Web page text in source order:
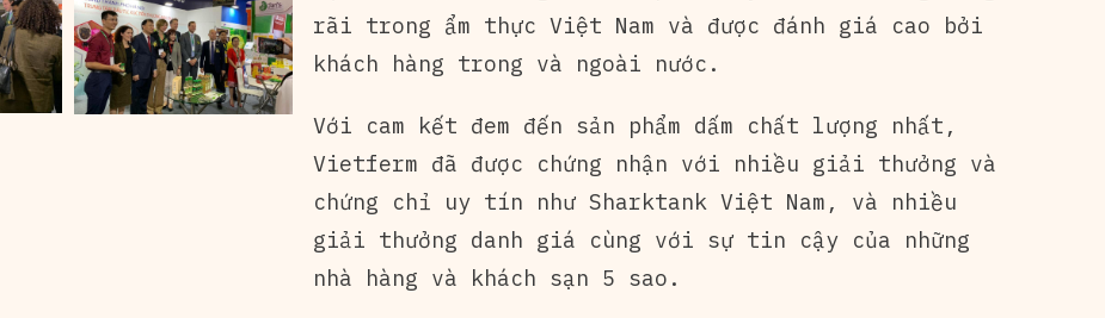
rãi trong ẩm thực Việt Nam và được đánh giá cao bởi
khách hàng trong và ngoài nước.
Với cam kết đem đến sản phẩm dấm chất lượng nhất,
Vietferm đã được chứng nhận với nhiều giải thưởng và
chứng chỉ uy tín như Sharktank Việt Nam, và nhiều
giải thưởng danh giá cùng với sự tin cậy của những
nhà hàng và khách sạn 5 sao.